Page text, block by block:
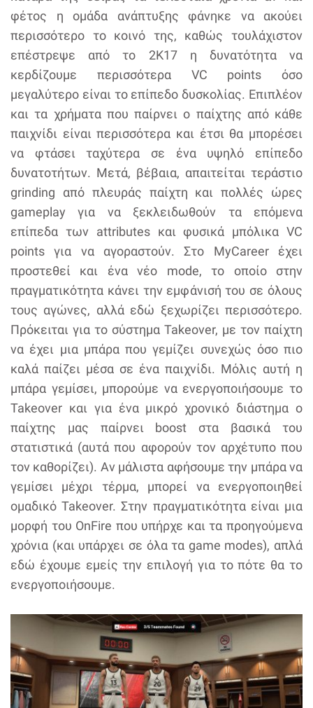
φέτος η ομάδα ανάπτυξης φάνηκε να ακούει
περισσότερο το κοινό της, καθώς τουλάχιστον
επέστρεψε από το 2K17 η δυνατότητα να
κερδίζουμε περισσότερα VC points όσο
μεγαλύτερο είναι το επίπεδο δυσκολίας. Επιπλέον
και τα χρήματα που παίρνει ο παίχτης από κάθε
παιχνίδι είναι περισσότερα και έτσι θα μπορέσει
να φτάσει ταχύτερα σε ένα υψηλό επίπεδο
δυνατοτήτων. Μετά, βέβαια, απαιτείται τεράστιο
grinding από πλευράς παίχτη και πολλές ώρες
gameplay για να ξεκλειδωθούν τα επόμενα
επίπεδα των attributes και φυσικά μπόλικα VC
points για να αγοραστούν. Στο MyCareer έχει
προστεθεί και ένα νέο mode, το οποίο στην
πραγματικότητα κάνει την εμφάνισή του σε όλους
τους αγώνες, αλλά εδώ ξεχωρίζει περισσότερο.
Πρόκειται για το σύστημα Takeover, με τον παίχτη
να έχει μια μπάρα που γεμίζει συνεχώς όσο πιο
καλά παίζει μέσα σε ένα παιχνίδι. Μόλις αυτή η
μπάρα γεμίσει, μπορούμε να ενεργοποιήσουμε το
Takeover και για ένα μικρό χρονικό διάστημα ο
παίχτης μας παίρνει boost στα βασικά του
στατιστικά (αυτά που αφορούν τον αρχέτυπο που
τον καθορίζει). Αν μάλιστα αφήσουμε την μπάρα να
γεμίσει μέχρι τέρμα, μπορεί να ενεργοποιηθεί
ομαδικό Takeover. Στην πραγματικότητα είναι μια
μορφή του OnFire που υπήρχε και τα προηγούμενα
χρόνια (και υπάρχει σε όλα τα game modes), απλά
εδώ έχουμε εμείς την επιλογή για το πότε θα το
ενεργοποιήσουμε.